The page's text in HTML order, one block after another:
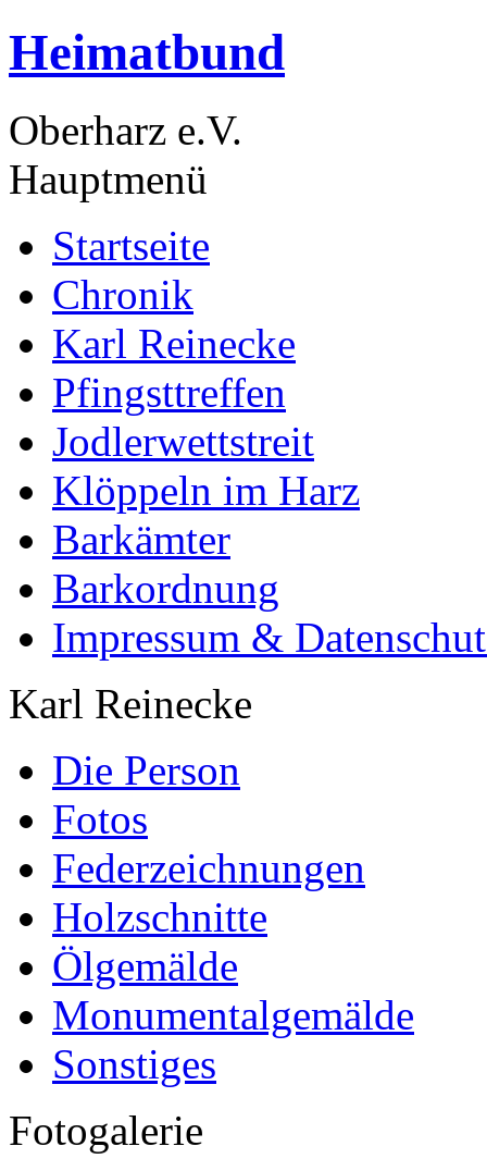
Heimatbund
Oberharz e.V.
Hauptmenü
Startseite
Chronik
Karl Reinecke
Pfingsttreffen
Jodlerwettstreit
Klöppeln im Harz
Barkämter
Barkordnung
Impressum &
Karl Reinecke
Die Person
Fotos
Federzeichnungen
Holzschnitte
Ölgemälde
Monumentalgemälde
Sonstiges
Fotogalerie